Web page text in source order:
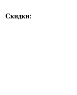
Скидки: